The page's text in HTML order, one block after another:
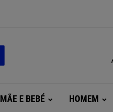
MÃE E BEBÉ HOMEM